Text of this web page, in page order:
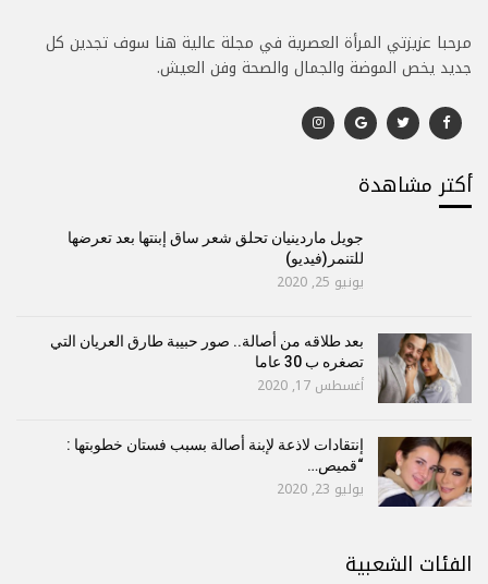
مرحبا عزيزتي المرأة العصرية في مجلة عالية هنا سوف تجدين كل
جديد يخص الموضة والجمال والصحة وفن العيش.
أكتر مشاهدة
جويل ماردينيان تحلق شعر ساق إبنتها بعد تعرضها
للتنمر(فيديو)
يونيو 25, 2020
بعد طلاقه من أصالة.. صور حبيبة طارق العريان التي
تصغره ب 30 عاما
أغسطس 17, 2020
إنتقادات لاذعة لإبنة أصالة بسبب فستان خطوبتها :
“قميص…
يوليو 23, 2020
الفئات الشعبية